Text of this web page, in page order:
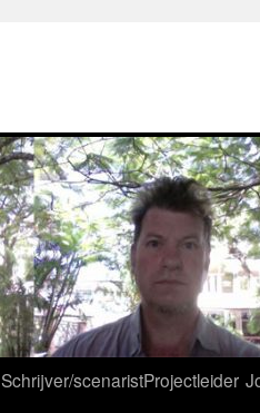
Schrijver/scenaristProjectleider